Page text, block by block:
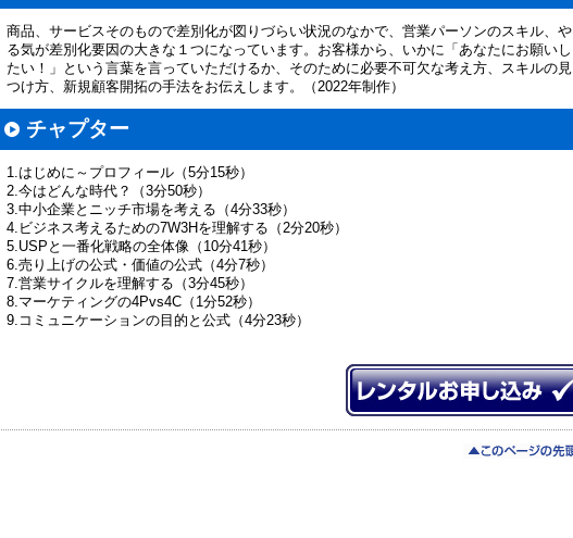
商品、サービスそのもので差別化が図りづらい状況のなかで、営業パーソンのスキル、や
る気が差別化要因の大きな１つになっています。お客様から、いかに「あなたにお願いし
たい！」という言葉を言っていただけるか、そのために必要不可欠な考え方、スキルの見
つけ方、新規顧客開拓の手法をお伝えします。（2022年制作）
チャプター
1.はじめに～プロフィール（5分15秒）
2.今はどんな時代？（3分50秒）
3.中小企業とニッチ市場を考える（4分33秒）
4.ビジネス考えるための7W3Hを理解する（2分20秒）
5.USPと一番化戦略の全体像（10分41秒）
6.売り上げの公式・価値の公式（4分7秒）
7.営業サイクルを理解する（3分45秒）
8.マーケティングの4Pvs4C（1分52秒）
9.コミュニケーションの目的と公式（4分23秒）